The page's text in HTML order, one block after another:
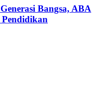
Bangsa, ABA